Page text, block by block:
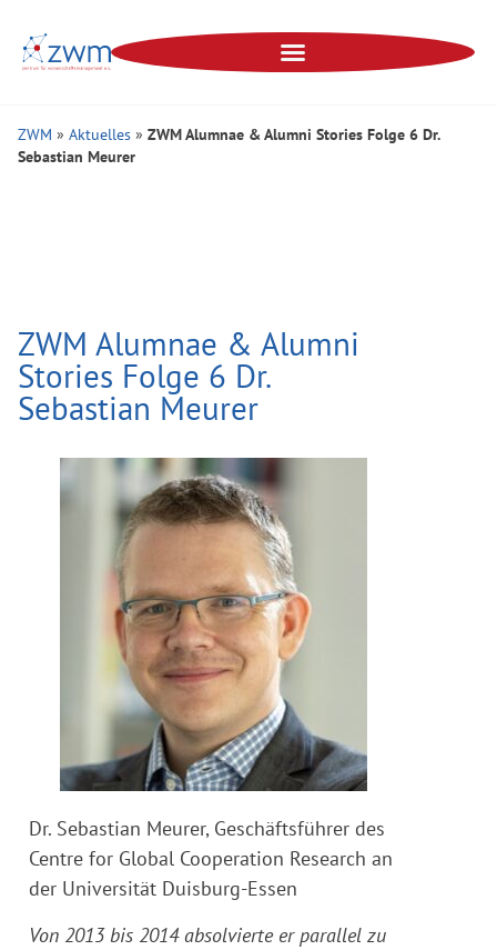
ZWM » Aktuelles » ZWM Alumnae & Alumni Stories Folge 6 Dr.
Sebastian Meurer
ZWM Alumnae & Alumni
Stories Folge 6 Dr.
Sebastian Meurer
Dr. Sebastian Meurer, Geschäftsführer des
Centre for Global Cooperation Research an
der Universität Duisburg-Essen
Von 2013 bis 2014 absolvierte er parallel zu